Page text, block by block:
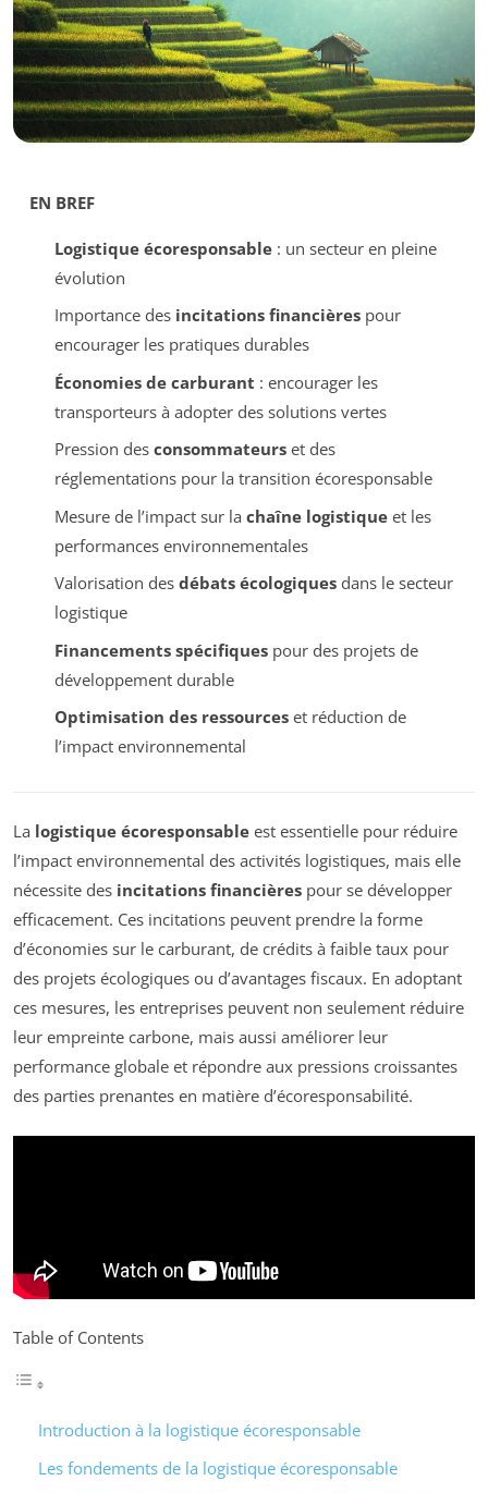
EN BREF
Logistique écoresponsable: un secteur en pleine
évolution
Importance des incitations financièrespour
encourager les pratiques durables
Économies de carburant : encourager les
transporteurs à adopter des solutions vertes
Pression des consommateurset des
réglementations pour la transition écoresponsable
Mesure de l’impact sur la chaîne logistiqueet les
performances environnementales
Valorisation des débats écologiquesdans le secteur
logistique
Financements spécifiquespour des projets de
développement durable
Optimisation des ressourceset réduction de
l’impact environnemental
La logistique écoresponsable est essentielle pour réduire
l’impact environnemental des activités logistiques, mais elle
nécessite des incitations financières pour se développer
efficacement. Ces incitations peuvent prendre la forme
d’économies sur le carburant, de crédits à faible taux pour
des projets écologiques ou d’avantages fiscaux. En adoptant
ces mesures, les entreprises peuvent non seulement réduire
leur empreinte carbone, mais aussi améliorer leur
performance globale et répondre aux pressions croissantes
des parties prenantes en matière d’écoresponsabilité.
Table of Contents
Introduction à la logistique écoresponsable
Les fondements de la logistique écoresponsable